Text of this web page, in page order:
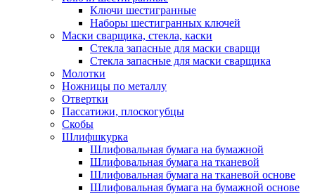
Ключи шестигранные
Наборы шестигранных ключей
Маски сварщика, стекла, каски
Стекла запасные для маски сварщи
Стекла запасные для маски сварщика
Молотки
Ножницы по металлу
Отвертки
Пассатижи, плоскогубцы
Скобы
Шлифшкурка
Шлифовальная бумага на бумажной
Шлифовальная бумага на тканевой
Шлифовальная бумага на тканевой основе
Шлифовальная бумага на бумажной основе